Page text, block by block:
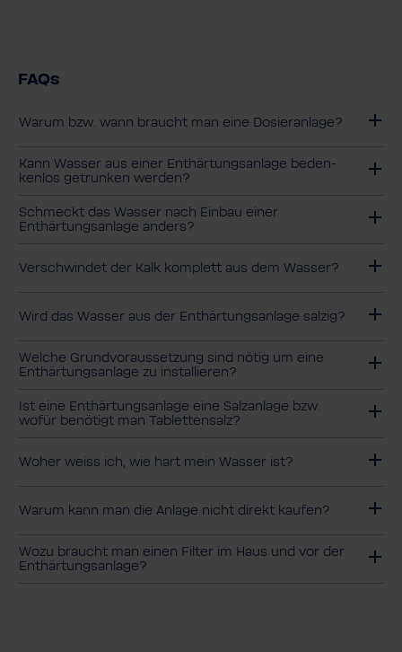
FAQs
Warum bzw. wann braucht man eine Dosieranlage?
Kann Wasser aus einer Enthär­tungs­an­lage beden­
kenlos getrunken werden?
Schmeckt das Wasser nach Einbau einer
Enthärtungsanlage anders?
Verschwindet der Kalk komplett aus dem Wasser?
Wird das Wasser aus der Enthärtungsanlage salzig?
Welche Grundvoraussetzung sind nötig um eine
Enthärtungsanlage zu installieren?
Ist eine Enthärtungsanlage eine Salzanlage bzw.
wofür benötigt man Tablettensalz?
Woher weiss ich, wie hart mein Wasser ist?
Warum kann man die Anlage nicht direkt kaufen?
Wozu braucht man einen Filter im Haus und vor der
Enthärtungsanlage?